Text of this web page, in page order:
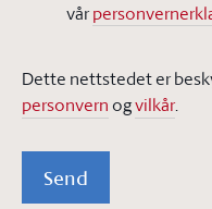
vår
Dette nettstedet er
personvern ogvilkår.
Send